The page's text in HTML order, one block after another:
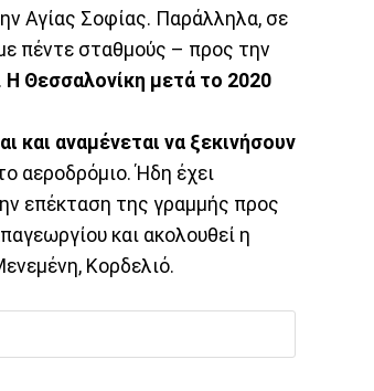
Αγίας Σοφίας. Παράλληλα, σε
πέντε σταθμούς – προς την
Η Θεσσαλονίκη μετά το 2020
και αναμένεται να ξεκινήσουν
αεροδρόμιο. Ήδη έχει
επέκταση της γραμμής προς
και ακολουθεί η
Κορδελιό.